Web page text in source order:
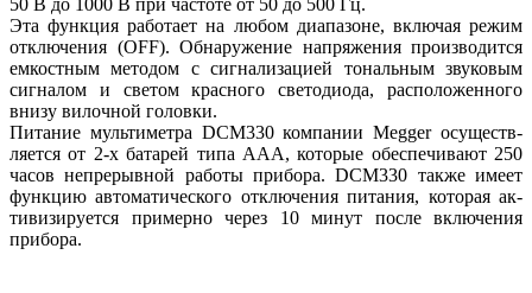
50 В до 1000 В при частоте от 50 до 500 Гц.
Эта функция работает на любом диапазоне, включая режим
отключения (OFF). Обнаружение напряжения производится
емкостным методом с сигнализацией тональным звуковым
сигналом и светом красного светодиода, расположенного
внизу вилочной головки.
Питание мультиметра DCM330 компании Megger осуществ-
ляется от 2-х батарей типа ААА, которые обеспечивают 250
часов непрерывной работы прибора. DCM330 также имеет
функцию автоматического отключения питания, которая ак-
тивизируется примерно через 10 минут после включения
прибора.